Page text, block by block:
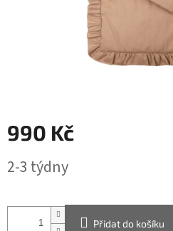
990 Kč
cena:
2-3 týdny
Přidat do košíku